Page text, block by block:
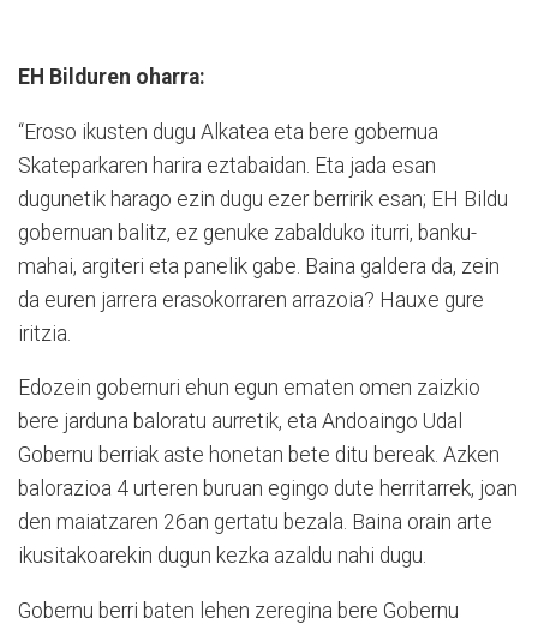
EH Bilduren oharra:
“Eroso ikusten dugu Alkatea eta bere gobernua
Skateparkaren harira eztabaidan. Eta jada esan
dugunetik harago ezin dugu ezer berririk esan; EH Bildu
gobernuan balitz, ez genuke zabalduko iturri, banku-
mahai, argiteri eta panelik gabe. Baina galdera da, zein
da euren jarrera erasokorraren arrazoia? Hauxe gure
iritzia.
Edozein gobernuri ehun egun ematen omen zaizkio
bere jarduna baloratu aurretik, eta Andoaingo Udal
Gobernu berriak aste honetan bete ditu bereak. Azken
balorazioa 4 urteren buruan egingo dute herritarrek, joan
den maiatzaren 26an gertatu bezala. Baina orain arte
ikusitakoarekin dugun kezka azaldu nahi dugu.
Gobernu berri baten lehen zeregina bere Gobernu